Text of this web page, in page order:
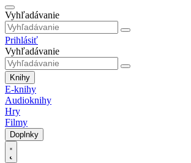
Vyhľadávanie
Prihlásiť
Vyhľadávanie
Knihy
E-knihy
Audioknihy
Hry
Filmy
Doplnky